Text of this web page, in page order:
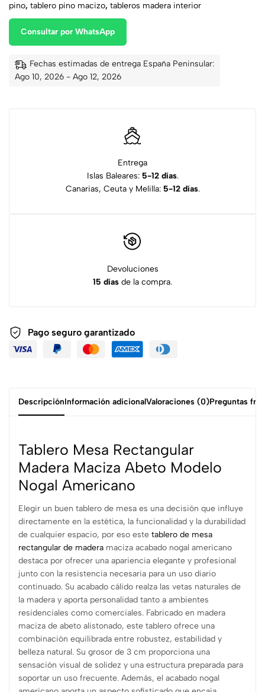
pino, tablero pino macizo, tableros madera interior
Consultar por WhatsApp
Fechas estimadas de entrega España Peninsular:
Ago 10, 2026 - Ago 12, 2026
Entrega
Islas Baleares: 5-12 días.
Canarias, Ceuta y Melilla: 5-12 días.
Devoluciones
15 días de la compra.
Pago seguro garantizado
DescripciónInformación adicionalValoraciones (0)Preguntas
Tablero Mesa Rectangular
Madera Maciza Abeto Modelo
Nogal Americano
Elegir un buen tablero de mesa es una decisión que influye
directamente en la estética, la funcionalidad y la durabilidad
de cualquier espacio, por eso este tablero de mesa
rectangular de madera maciza acabado nogal americano
destaca por ofrecer una apariencia elegante y profesional
junto con la resistencia necesaria para un uso diario
continuado. Su acabado cálido realza las vetas naturales de
la madera y aporta personalidad tanto a ambientes
residenciales como comerciales. Fabricado en madera
maciza de abeto alistonado, este tablero ofrece una
combinación equilibrada entre robustez, estabilidad y
belleza natural. Su grosor de 3 cm proporciona una
sensación visual de solidez y una estructura preparada para
soportar un uso frecuente. Además, el acabado nogal